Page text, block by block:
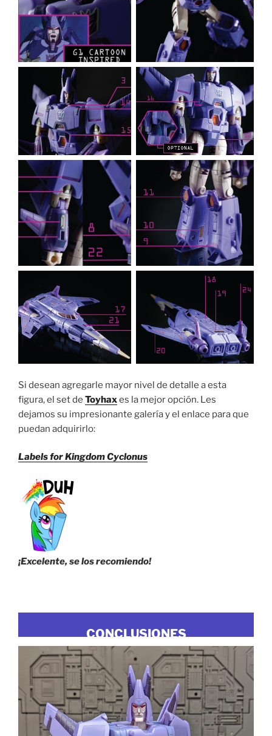
Si desean agregarle mayor nivel de detalle a esta
figura, el set de Toyhaxes la mejor opción. Les
dejamos su impresionante galería y el enlace para que
puedan adquirirlo:
Labels for Kingdom Cyclonus
¡Excelente, se los recomiendo!
CONCLUSIONES